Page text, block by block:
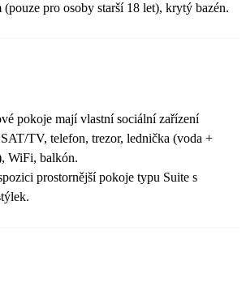
(pouze pro osoby starší 18 let), krytý bazén.
pokoje mají vlastní sociální zařízení
TV, telefon, trezor, lednička (voda +
WiFi, balkón.
prostornější pokoje typu Suite s